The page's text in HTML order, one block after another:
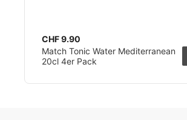
CHF 9.90
Match Tonic Water Mediterranean
20cl 4er Pack